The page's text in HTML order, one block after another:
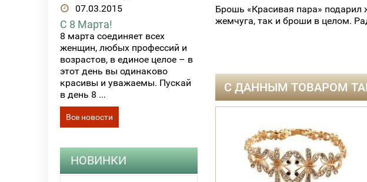
07.03.2015
С 8 Марта!
8 марта соединяет всех
женщин, любых профессий и
возрастов, в единое целое – в
этот день вы одинаково
красивы и уважаемы. Пускай
в день 8 ...
Все новости
НОВИНКИ
Брошь «Красивая пара» подарил
жемчуга, так и броши в целом.
С ДАННЫМ ТОВАРОМ